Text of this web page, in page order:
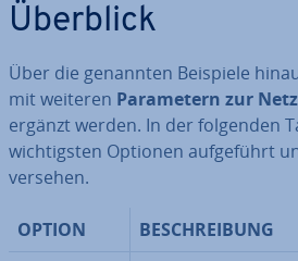
Überblick
Über die genannten Beispiele
mit weiteren Pa­ra­me­tern zur
ergänzt werden. In der folgenden
wich­tigs­ten Optionen auf­ge­führt
versehen.
OPTION
BE­SCHREI­BUNG